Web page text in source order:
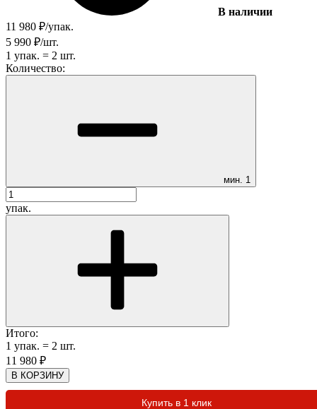
В наличии
11 980 ₽/упак.
5 990 ₽/шт.
1 упак. = 2 шт.
Количество:
мин. 1
упак.
Итого:
1 упак. = 2 шт.
11 980 ₽
В КОРЗИНУ
Купить в 1 клик